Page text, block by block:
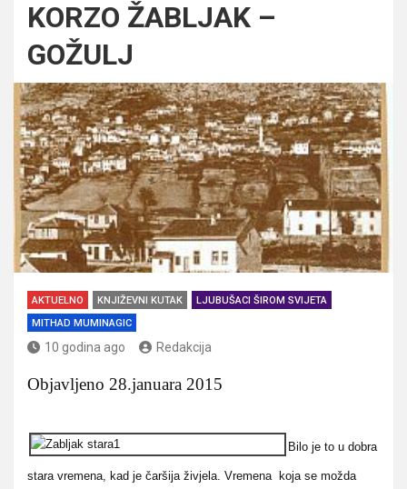
KORZO ŽABLJAK –
GOŽULJ
AKTUELNO KNJIŽEVNI KUTAK
LJUBUŠACI ŠIROM SVIJETA
MITHAD MUMINAGIC
10 godina ago Redakcija
Objavljeno 28.januara 2015
Bilo je to u dobra
stara vremena, kad je čaršija živjela. Vremena koja se možda